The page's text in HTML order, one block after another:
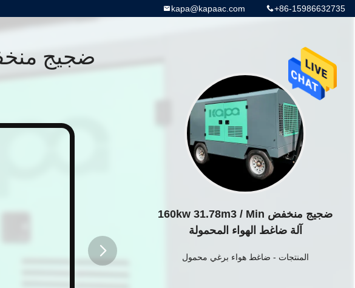
+86-15986632735
kapa@kapaac.com
ضجيج منخفض 160kw 31.78m3 / Min
آلة ضاغط الهواء المحمولة
المنتجات - ضاغط هواء برغي محمول